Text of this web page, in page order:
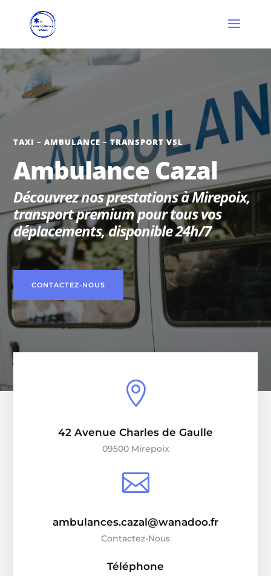
TAXI – AMBULANCE – TRANSPORT VSL
Ambulance Cazal
Découvrez nos prestations à Mirepoix,
transport premium pour tous vos
déplacements, disponible 24h/7
CONTACTEZ-NOUS

42 Avenue Charles de Gaulle
09500 Mirepoix

ambulances.cazal@wanadoo.fr
Contactez-Nous
Téléphone